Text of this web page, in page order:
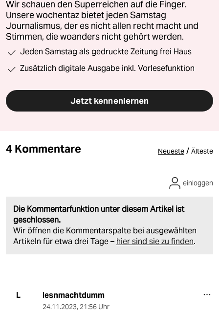
Wir schauen den Superreichen auf die Finger.
Unsere wochentaz bietet jeden Samstag
Journalismus, der es nicht allen recht macht und
Stimmen, die woanders nicht gehört werden.
Jeden Samstag als gedruckte Zeitung frei Haus
Zusätzlich digitale Ausgabe inkl. Vorlesefunktion
Jetzt kennenlernen
4 Kommentare Neueste / Älteste
Die Kommentarfunktion unter diesem Artikel ist
geschlossen.
Wir öffnen die Kommentarspalte bei ausgewählten
Artikeln für etwa drei Tage – hier sind sie zu finden.
einloggen
L lesnmachtdumm
24.11.2023, 21:56 Uhr